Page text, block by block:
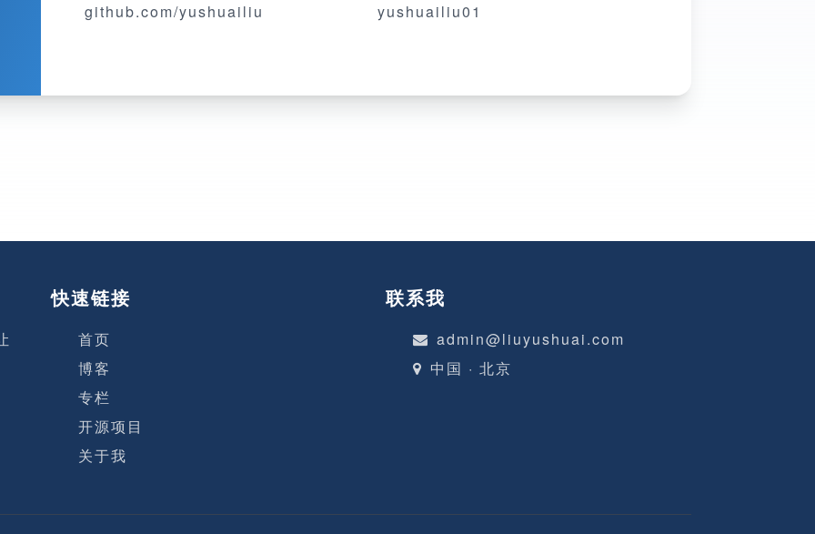
github.com/yushuailiu yushuailiu01
快速链接
首页
博客
专栏
开源项目
关于我
联系我
admin@liuyushuai.com
中国 · 北京